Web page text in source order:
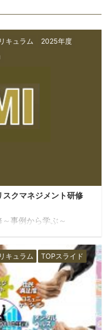
キュラム
2025年度
クマネジメント研修
事例から学ぶ～
キュラム TOPスライド